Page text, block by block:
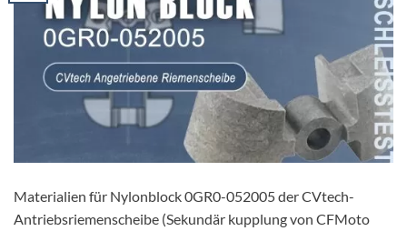
Materialien für Nylonblock 0GR0-052005 der CVtech-
Antriebsriemenscheibe (Sekundär kupplung von CFMoto